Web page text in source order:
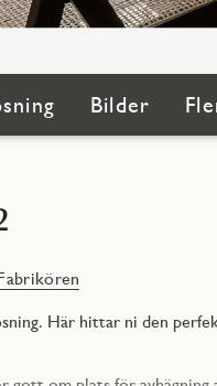
Bilder
Här hittar ni den